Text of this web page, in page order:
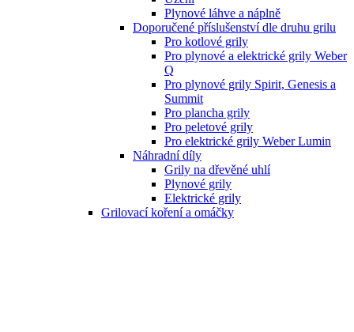
Plynové láhve a náplně
Doporučené příslušenství dle druhu grilu
Pro kotlové grily
Pro plynové a elektrické grily Weber
Q
Pro plynové grily Spirit, Genesis a
Summit
Pro plancha grily
Pro peletové grily
Pro elektrické grily Weber Lumin
Náhradní díly
Grily na dřevěné uhlí
Plynové grily
Elektrické grily
Grilovací koření a omáčky